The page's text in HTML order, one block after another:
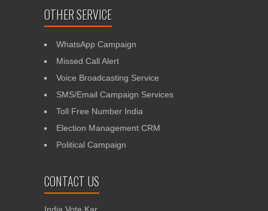
OTHER SERVICE
WhatsApp Campaign
Missed Call Alert
Voice Broadcasting Service
SMS/Email Campaign Services
Toll Free Number India
Election Management CRM
Political Campaign
CONTACT US